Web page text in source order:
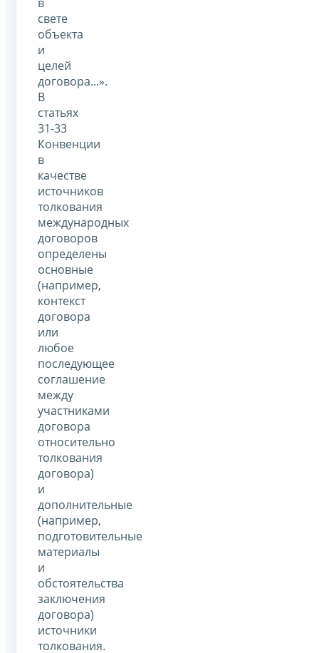
свете
объекта
и
целей
договора...».
В
статьях
31-33
Конвенции
в
качестве
источников
толкования
международных
договоров
определены
основные
(например,
контекст
договора
или
любое
последующее
соглашение
между
участниками
договора
относительно
толкования
договора)
и
дополнительные
(например,
подготовительные
материалы
и
обстоятельства
заключения
договора)
источники
толкования.